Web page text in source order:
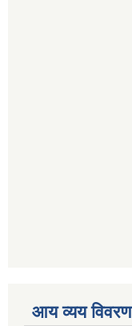
आय व्यय विवरण